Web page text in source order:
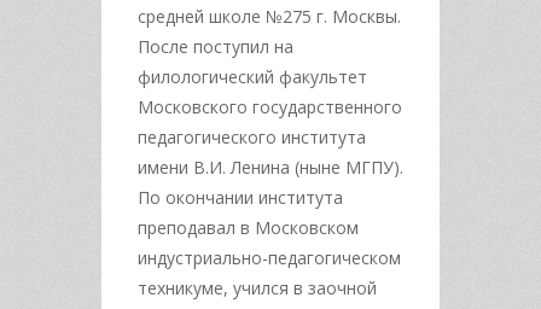
средней школе №275 г. Москвы.
После поступил на
филологический факультет
Московского государственного
педагогического института
имени В.И. Ленина (ныне МГПУ).
По окончании института
преподавал в Московском
индустриально-педагогическом
техникуме, учился в заочной